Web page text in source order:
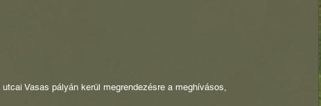
Vasas pályán kerül megrendezésre a meghívásos,